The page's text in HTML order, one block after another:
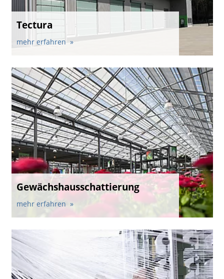
Tectura
mehr erfahren
Gewächshausschattierung
mehr erfahren